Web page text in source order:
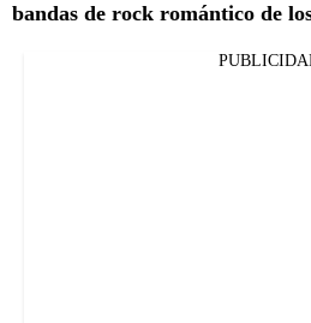
bandas de rock romántico de